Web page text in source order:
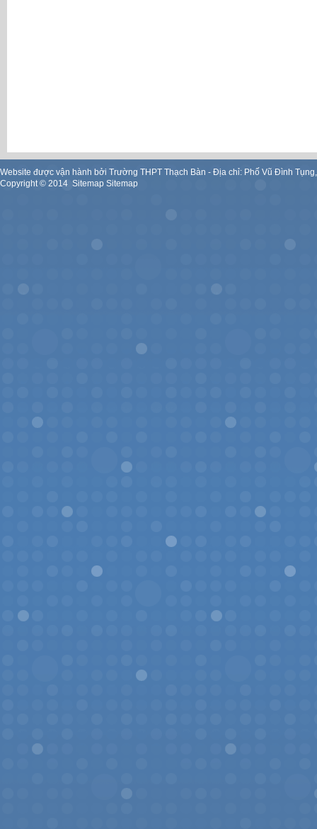
Website được vận hành bởi Trường THPT Thạch Bàn - Địa chỉ: Phố Vũ Đình
Copyright © 2014 Sitemap Sitemap